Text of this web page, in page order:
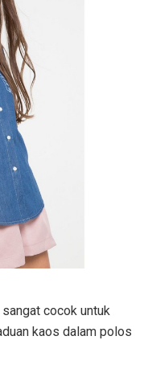
cocok untuk
kaos dalam polos